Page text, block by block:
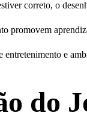
correto, o
promovem
e
do